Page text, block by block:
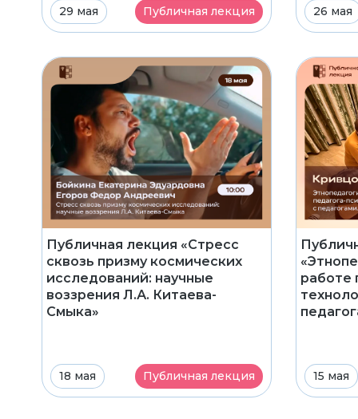
29 мая Публичная лекция 26 мая
Публичная лекция «Стресс
сквозь призму космических
исследований: научные
воззрения Л.А. Китаева-
Смыка»
18 мая Публичная лекция
работе
15 мая